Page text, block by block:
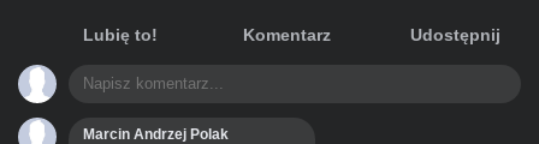
Lubię to! Komentarz Udostępnij
Marcin Andrzej Polak